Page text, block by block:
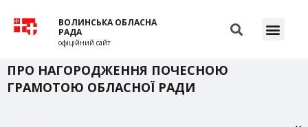
ВОЛИНСЬКА ОБЛАСНА
РАДА
офіційний сайт
ПРО НАГОРОДЖЕННЯ ПОЧЕСНОЮ
ГРАМОТОЮ ОБЛАСНОЇ РАДИ